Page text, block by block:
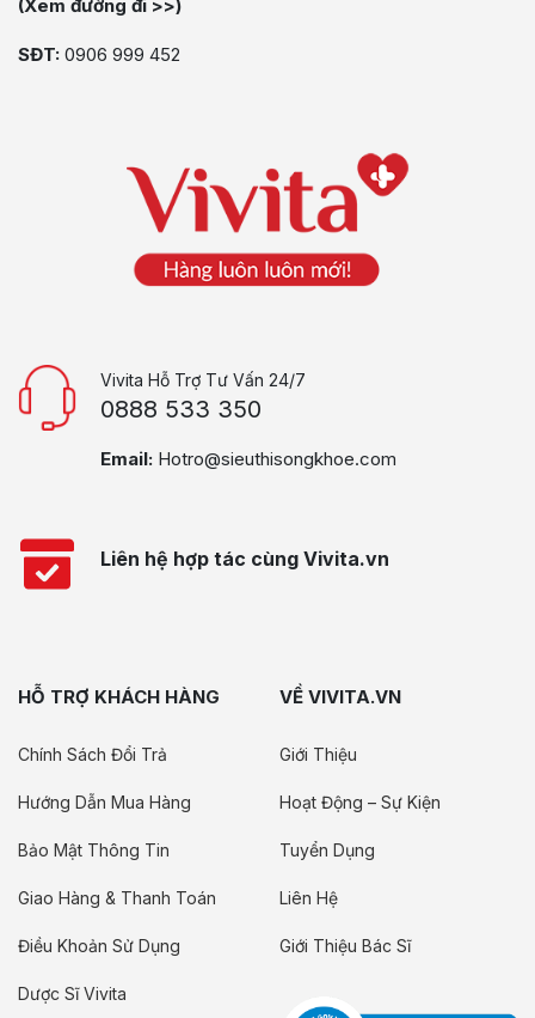
(Xem đường đi >>)
SĐT: 0906 999 452
Vivita Hỗ Trợ Tư Vấn 24/7
0888 533 350
Email: Hotro@sieuthisongkhoe.com
Liên hệ hợp tác cùng Vivita.vn
HỖ TRỢ KHÁCH HÀNG
Chính Sách Đổi Trả
Hướng Dẫn Mua Hàng
Bảo Mật Thông Tin
Giao Hàng & Thanh Toán
Điều Khoản Sử Dụng
Dược Sĩ Vivita
VỀ VIVITA.VN
Giới Thiệu
Hoạt Động – Sự Kiện
Tuyển Dụng
Liên Hệ
Giới Thiệu Bác Sĩ